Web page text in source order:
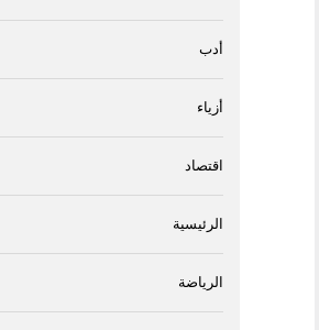
أدب
أزياء
اقتصاد
الرئيسية
الرياضة